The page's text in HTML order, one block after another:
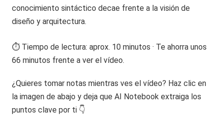
conocimiento sintáctico decae frente a la visión de
diseño y arquitectura.
⏱️ Tiempo de lectura: aprox. 10 minutos · Te ahorra unos
66 minutos frente a ver el vídeo.
¿Quieres tomar notas mientras ves el vídeo? Haz clic en
la imagen de abajo y deja que AI Notebook extraiga los
puntos clave por ti 👇